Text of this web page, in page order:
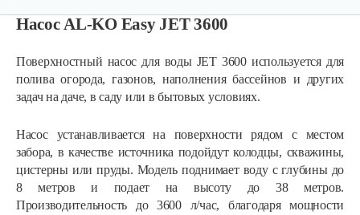
Насос AL-KO Easy JET 3600
Поверхностный насос для воды JET 3600 используется для
полива огорода, газонов, наполнения бассейнов и других
задач на даче, в саду или в бытовых условиях.
Насос устанавливается на поверхности рядом с местом
забора, в качестве источника подойдут колодцы, скважины,
цистерны или пруды. Модель поднимает воду с глубины до
8 метров и подает на высоту до 38 метров.
Производительность до 3600 л/час, благодаря мощности